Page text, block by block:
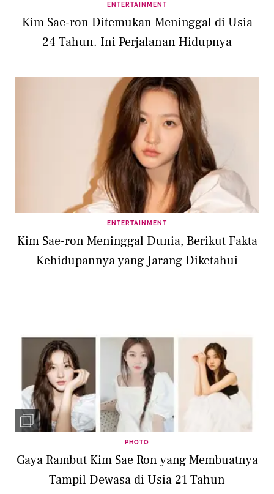
ENTERTAINMENT
Kim Sae-ron Ditemukan Meninggal di Usia
24 Tahun. Ini Perjalanan Hidupnya
ENTERTAINMENT
Kim Sae-ron Meninggal Dunia, Berikut Fakta
Kehidupannya yang Jarang Diketahui
PHOTO
Gaya Rambut Kim Sae Ron yang Membuatnya
Tampil Dewasa di Usia 21 Tahun